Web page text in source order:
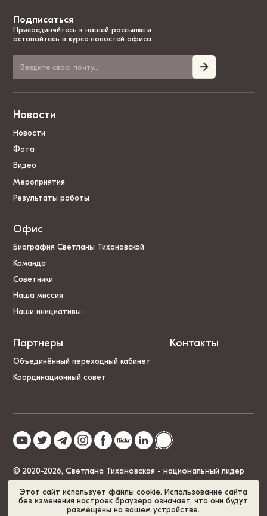
Этот сайт использует файлы cookie. Использование сайта
без изменения настроек браузера означает, что они будут
размещены на вашем устройстве.
Подписаться
Присоединяйтесь к нашей рассылке и
оставайтесь в курсе новостей офиса
Новости
Новости
Фота
Видео
Мероприятия
Результаты работы
Офис
Биография Светланы Тихановской
Команда
Советники
Наша миссия
Наши инициативы
Партнеры
Объединённый переходный кабинет
Координационный совет
Контакты
© 2020-2026, Светлана Тихановская - национальный лидер